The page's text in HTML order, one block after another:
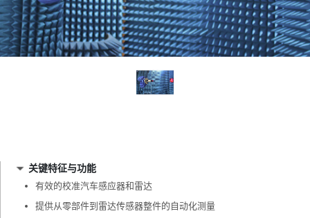
关键特征与功能
有效的校准汽车感应器和雷达
提供从零部件到雷达传感器整件的自动化测量